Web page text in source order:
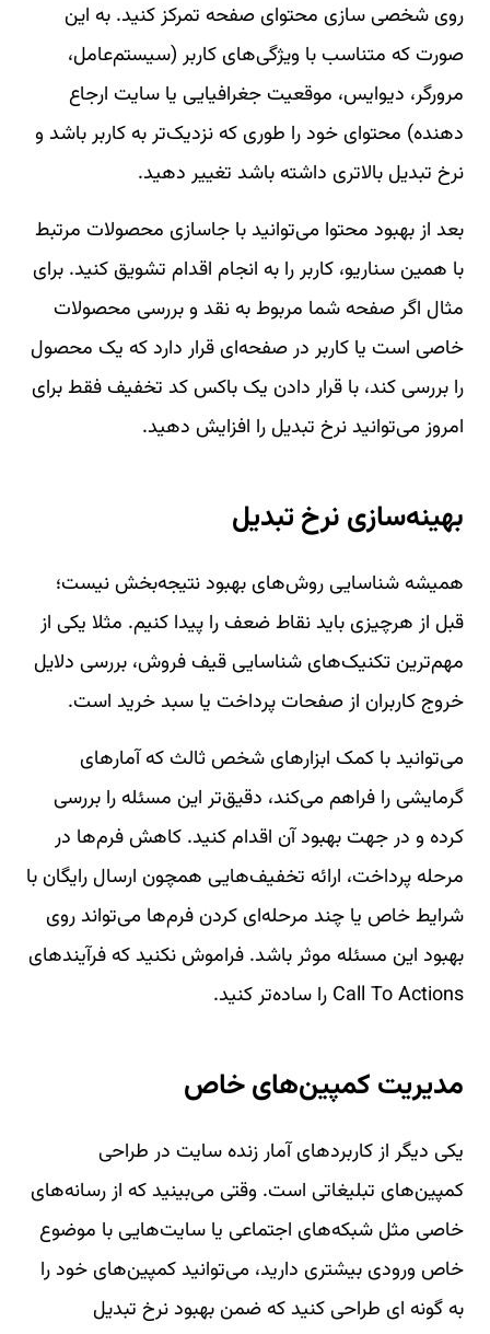
روی شخصی سازی محتوای صفحه تمرکز کنید. به این
صورت که متناسب با ویژگی‌های کاربر (سیستم‌عامل،
مرورگر، دیوایس، موقعیت جغرافیایی یا سایت ارجاع
دهنده) محتوای خود را طوری که نزدیک‌تر به کاربر باشد و
نرخ تبدیل بالاتری داشته باشد تغییر دهید.
بعد از بهبود محتوا می‌توانید با جاسازی محصولات مرتبط
با همین سناریو، کاربر را به انجام اقدام تشویق کنید. برای
مثال اگر صفحه شما مربوط به نقد و بررسی محصولات
خاصی است یا کاربر در صفحه‌ای قرار دارد که یک محصول
را بررسی کند، با قرار دادن یک باکس کد تخفیف فقط برای
امروز می‌توانید نرخ تبدیل را افزایش دهید.
بهینه‌سازی نرخ تبدیل
همیشه شناسایی روش‌های بهبود نتیجه‌بخش نیست؛
قبل از هرچیزی باید نقاط ضعف را پیدا کنیم. مثلا یکی از
مهم‌ترین تکنیک‌های شناسایی قیف فروش، بررسی دلایل
خروج کاربران از صفحات پرداخت یا سبد خرید است.
می‌توانید با کمک ابزارهای شخص ثالث که آمارهای
گرمایشی را فراهم می‌کند، دقیق‌تر این مسئله را بررسی
کرده و در جهت بهبود آن اقدام کنید. کاهش فرم‌ها در
مرحله پرداخت، ارائه تخفیف‌هایی همچون ارسال رایگان با
شرایط خاص یا چند مرحله‌ای کردن فرم‌ها می‌تواند روی
بهبود این مسئله موثر باشد. فراموش نکنید که فرآیندهای
Call To Actions را ساده‌تر کنید.
مدیریت کمپین‌های خاص
یکی دیگر از کاربردهای آمار زنده سایت در طراحی
کمپین‌های تبلیغاتی است. وقتی می‌بینید که از رسانه‌های
خاصی مثل شبکه‌های اجتماعی یا سایت‌هایی با موضوع
خاص ورودی بیشتری دارید، می‌توانید کمپین‌های خود را
به گونه ای طراحی کنید که ضمن بهبود نرخ تبدیل